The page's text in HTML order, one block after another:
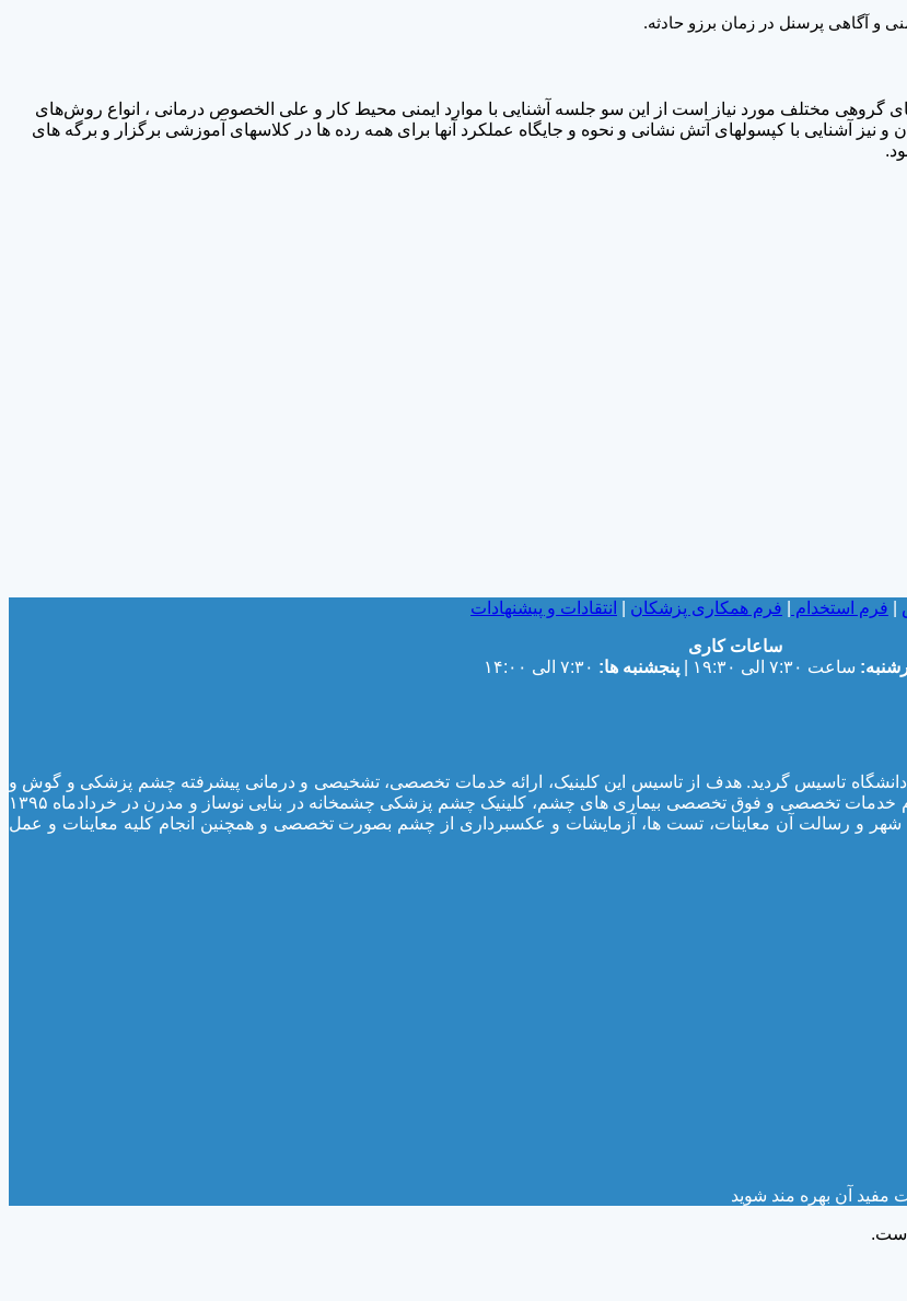
و آگاهی پرسنل در زمان برزو حادثه.
مختلف مورد نیاز است از این سو جلسه آشنایی با موارد ایمنی محیط کار و علی الخصوص درمانی ، انواع روش‌های
آشنایی با کپسولهای آتش نشانی و نحوه و جایگاه عملکرد آنها برای همه رده ها در کلاسهای آموزشی برگزار و برگه های
فرم استخدام فرم همکاری پزشکان انتقادات و پیشنهادات
ساعات کاری
ساعت ۷:۳۰ الی ۱۹:۳۰ | پنجشنبه ها:
متخصص و اساتید دانشگاه تاسیس گردید. هدف از تاسیس این کلینیک، ارائه خدمات تخصصی، تشخیصی و درمانی پیشرفته چشم پزشکی و گوش و
حلق و بینی بوده است. بعلت استقبال بیماران و نیازهای روز افزون آنان به انجام خدمات تخصصی و فوق تخصصی بیماری های چشم، کلینیک چشم پزشکی چشمخانه در بنایی نوساز و مدرن در خردادماه ۱۳۹۵
و رسالت آن معاینات، تست ها، آزمایشات و عکسبرداری از چشم بصورت تخصصی و همچنین انجام کلیه معاینات و عمل
مفید آن بهره مند شوید